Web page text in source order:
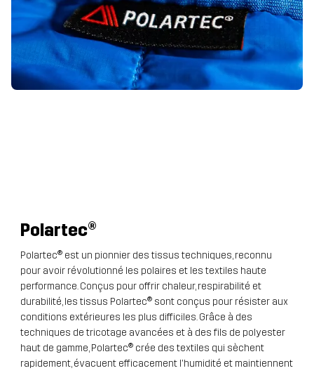
Polartec®
Polartec® est un pionnier des tissus techniques, reconnu
pour avoir révolutionné les polaires et les textiles haute
performance. Conçus pour offrir chaleur, respirabilité et
durabilité, les tissus Polartec® sont conçus pour résister aux
conditions extérieures les plus difficiles. Grâce à des
techniques de tricotage avancées et à des fils de polyester
haut de gamme, Polartec® crée des textiles qui sèchent
rapidement, évacuent efficacement l'humidité et maintiennent